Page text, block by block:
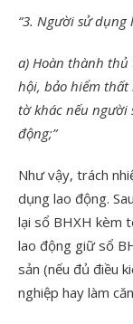
“3. Người sử
a) Hoàn thành
hội, bảo hiểm
tờ khác nếu người
động;”
Như vậy, trách
dụng lao động.
lại sổ BHXH kèm
lao động giữ sổ
sản (nếu đủ điều
nghiệp hay làm